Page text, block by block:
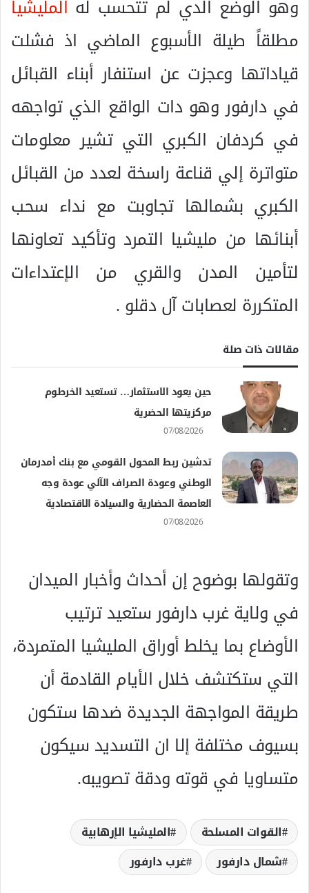
وهو الوضع الدي لم تتحسب له المليشيا
مطلقاً طيلة الأسبوع الماضي اذ فشلت
قياداتها وعجزت عن استنفار أبناء القبائل
في دارفور وهو دات الواقع الذي تواجهه
في كردفان الكبري التي تشير معلومات
متواترة إلي قناعة راسخة لعدد من القبائل
الكبري بشمالها تجاوبت مع نداء سحب
أبنائها من مليشيا التمرد وتأكيد تعاونها
لتأمين المدن والقري من الإعتداءات
المتكررة لعصابات آل دقلو .
مقالات ذات صلة
حين يعود الاستثمار… تستعيد الخرطوم
مركزيتها الحضرية
07/08/2026
تدشين ربط المحول القومي مع بنك أمدرمان
الوطني وعودة الصراف الآلي عودة وجه
العاصمة الحضارية والسيادة الاقتصادية
07/08/2026
وتقولها بوضوح إن أحداث وأخبار الميدان
في ولاية غرب دارفور ستعيد ترتيب
الأوضاع بما يخلط أوراق المليشيا المتمردة،
التي ستكتشف خلال الأيام القادمة أن
طريقة المواجهة الجديدة ضدها ستكون
بسيوف مختلفة إلا ان التسديد سيكون
متساويا في قوته ودقة تصويبه.
القوات المسلحة
المليشيا الإرهابية
شمال دارفور
غرب دارفور